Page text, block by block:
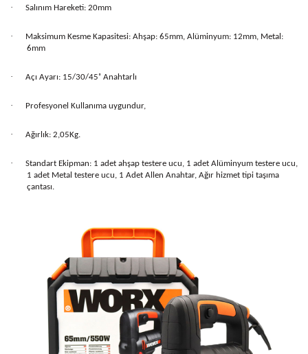
· Salınım Hareketi: 20mm
·
Maksimum Kesme Kapasitesi: Ahşap: 65mm, Alüminyum: 12mm, Metal:
6mm
· Açı Ayarı: 15/30/45˚ Anahtarlı
· Profesyonel Kullanıma uygundur,
· Ağırlık: 2,05Kg.
·
Standart Ekipman: 1 adet ahşap testere ucu, 1 adet Alüminyum testere ucu,
1 adet Metal testere ucu, 1 Adet Allen Anahtar, Ağır hizmet tipi taşıma
çantası.